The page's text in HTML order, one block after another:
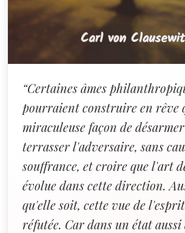
“Certaines âmes
pourraient construire en rêve
miraculeuse façon de
terrasser l'adversaire, sans
souffrance, et croire que l'art
évolue dans cette direction.
qu'elle soit, cette vue de
réfutée. Car dans un état